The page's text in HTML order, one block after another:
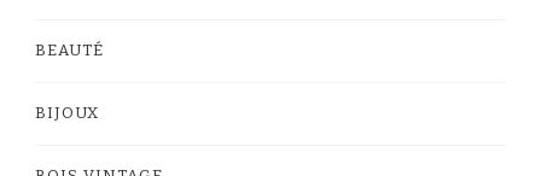
BEAUTÉ
BIJOUX